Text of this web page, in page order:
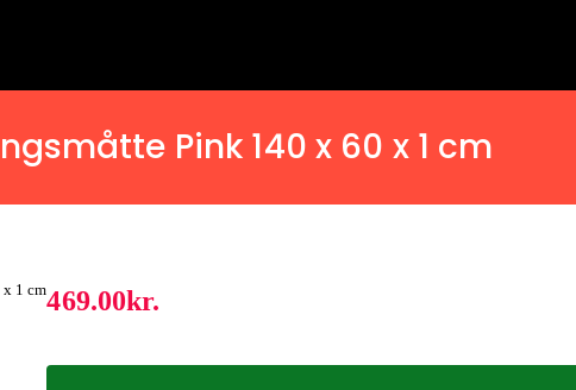
Pink 140 x 60 x 1 cm
469.00kr.